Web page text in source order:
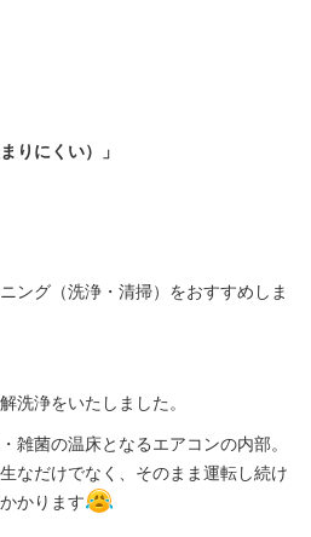
りにくい）」
ング（洗浄・清掃）をおすすめしま
洗浄をいたしました。
雑菌の温床となるエアコンの内部。
なだけでなく、そのまま運転し続け
かります